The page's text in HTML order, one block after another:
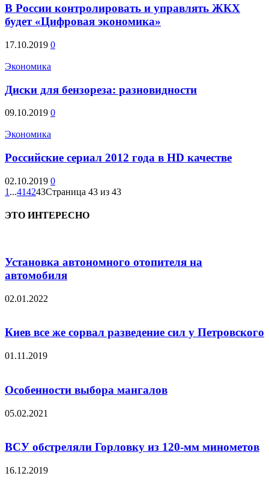
В России контролировать и управлять ЖКХ
будет «Цифровая экономика»
17.10.2019 0
Экономика
Диски для бензореза: разновидности
09.10.2019 0
Экономика
Российские сериал 2012 года в HD качестве
02.10.2019 0
1 ...414243Страница 43 из 43
ЭТО ИНТЕРЕСНО
Установка автономного отопителя на
автомобиля
02.01.2022
Киев все же сорвал разведение сил у Петровского
01.11.2019
Особенности выбора мангалов
05.02.2021
ВСУ обстреляли Горловку из 120-мм минометов
16.12.2019